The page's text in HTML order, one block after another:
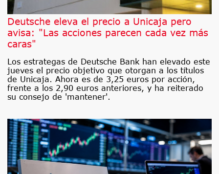
Deutsche eleva el precio a Unicaja pero
avisa: "Las acciones parecen cada vez más
caras"
Los estrategas de Deutsche Bank han elevado este
jueves el precio objetivo que otorgan a los títulos
de Unicaja. Ahora es de 3,25 euros por acción,
frente a los 2,90 euros anteriores, y ha reiterado
su consejo de 'mantener'.